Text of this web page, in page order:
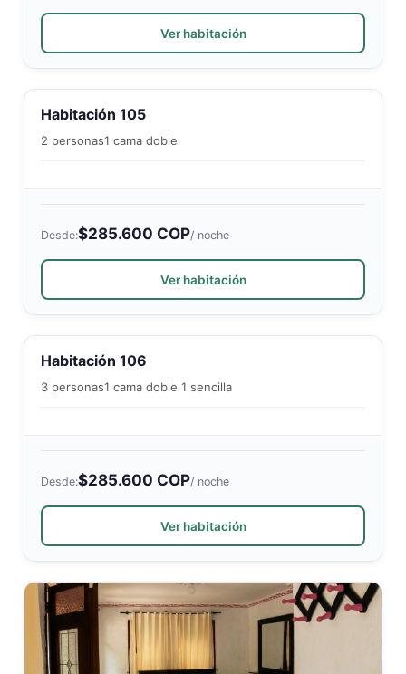
Ver habitación
Habitación 105
2 personas1 cama doble
Desde:$285.600 COP/ noche
Ver habitación
Habitación 106
3 personas1 cama doble 1 sencilla
Desde:$285.600 COP/ noche
Ver habitación